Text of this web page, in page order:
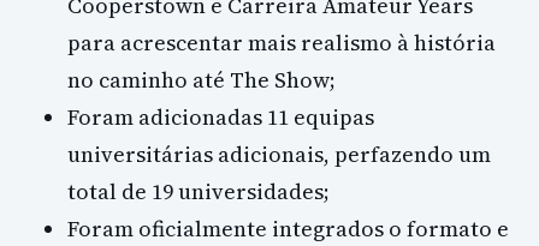
para acrescentar mais realismo à história
no caminho até The Show;
Foram adicionadas 11 equipas
universitárias adicionais, perfazendo um
total de 19 universidades;
Foram oficialmente integrados o formato e